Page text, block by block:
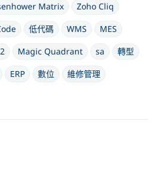
Matrix
Zoho Cliq
低代碼 WMS
MES
Magic Quadrant sa
轉型
ERP 數位 維修管理